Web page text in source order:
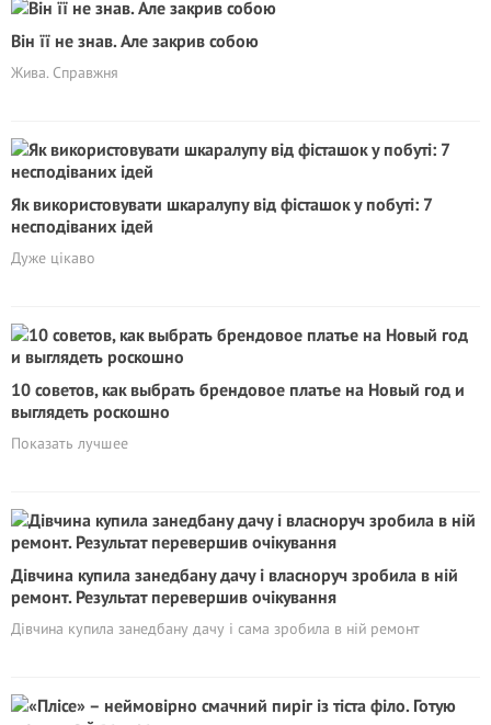
Він її не знав. Але закрив собою
Жива. Справжня
Як використовувати шкаралупу від фісташок у побуті: 7
несподіваних ідей
Дуже цікаво
10 советов, как выбрать брендовое платье на Новый год и
выглядеть роскошно
Показать лучшее
Дівчина купила занедбану дачу і власноруч зробила в ній
ремонт. Результат перевершив очікування
Дівчина купила занедбану дачу і сама зробила в ній ремонт